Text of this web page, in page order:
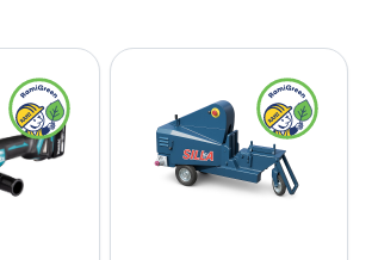
r
m
e
r